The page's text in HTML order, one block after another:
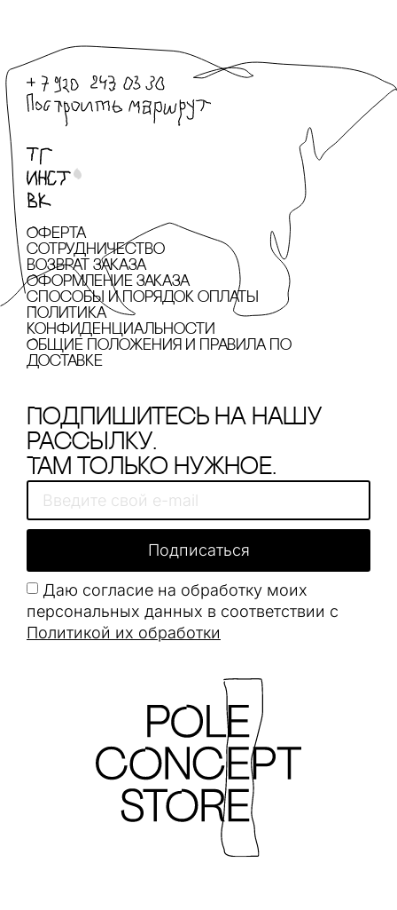
Оферта
сотрудничество
Возврат заказа
Оформление заказа
cпособы и порядок оплаты
Политика
конфиденциальности
Общие положения и правила по
доставке
Подпишитесь на нашу
рассылку.
Там только нужное.
Даю согласие на обработку моих
персональных данных в соответствии с
Политикой их обработки
Подписаться